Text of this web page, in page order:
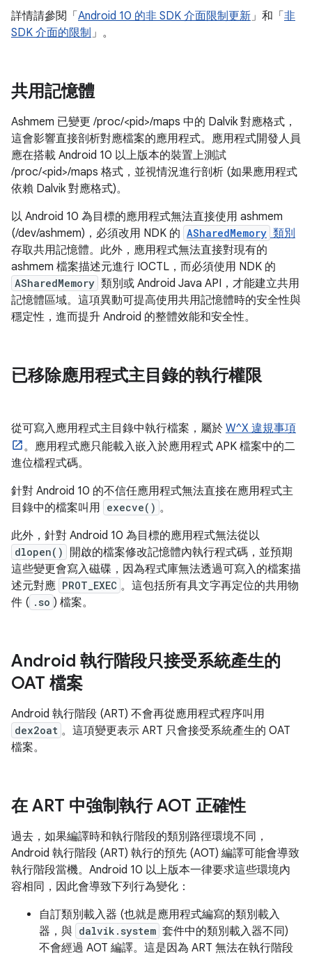
詳情請參閱「 Android 10 的非 SDK 介面限制更新」和「 非
SDK 介面的限制 」。
共用記憶體
Ashmem 已變更 /proc/<pid>/maps 中的 Dalvik 對應格式，
這會影響直接剖析對應檔案的應用程式。應用程式開發人員
應在搭載 Android 10 以上版本的裝置上測試
/proc/<pid>/maps 格式，並視情況進行剖析 (如果應用程式
依賴 Dalvik 對應格式)。
以 Android 10 為目標的應用程式無法直接使用 ashmem
(/dev/ashmem)，必須改用 NDK 的 ASharedMemory 類別
存取共用記憶體。此外，應用程式無法直接對現有的
ashmem 檔案描述元進行 IOCTL，而必須使用 NDK 的
ASharedMemory 類別或 Android Java API，才能建立共用
記憶體區域。這項異動可提高使用共用記憶體時的安全性與
穩定性，進而提升 Android 的整體效能和安全性。
已移除應用程式主目錄的執行權限
從可寫入應用程式主目錄中執行檔案，屬於 W^X 違規事項
。應用程式應只能載入嵌入於應用程式 APK 檔案中的二
進位檔程式碼。
針對 Android 10 的不信任應用程式無法直接在應用程式主
目錄中的檔案叫用 execve() 。
此外，針對 Android 10 為目標的應用程式無法從以
dlopen()
開啟的檔案修改記憶體內執行程式碼，並預期
這些變更會寫入磁碟，因為程式庫無法透過可寫入的檔案描
述元對應 PROT_EXEC 。這包括所有具文字再定位的共用物
件 ( .so ) 檔案。
Android 執行階段只接受系統產生的
OAT 檔案
Android 執行階段 (ART) 不會再從應用程式程序叫用
dex2oat 。這項變更表示 ART 只會接受系統產生的 OAT
檔案。
在 ART 中強制執行 AOT 正確性
過去，如果編譯時和執行階段的類別路徑環境不同，
Android 執行階段 (ART) 執行的預先 (AOT) 編譯可能會導致
執行階段當機。Android 10 以上版本一律要求這些環境內
容相同，因此會導致下列行為變化：
自訂類別載入器 (也就是應用程式編寫的類別載入
器，與 dalvik.system 套件中的類別載入器不同)
不會經過 AOT 編譯。這是因為 ART 無法在執行階段